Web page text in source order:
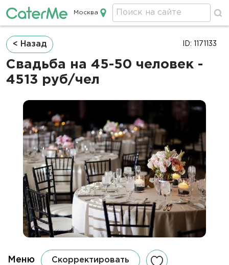
Кейтеринг в Москве
Москва
Строка
навигации
< Назад
Свадьба на 45-50 человек -
4513 руб/чел
ID: 1171133
Меню Скорректировать